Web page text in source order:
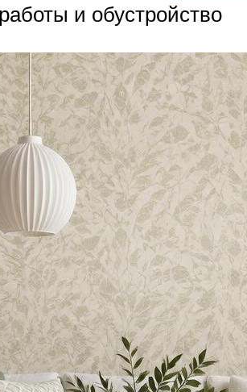
и обустройство